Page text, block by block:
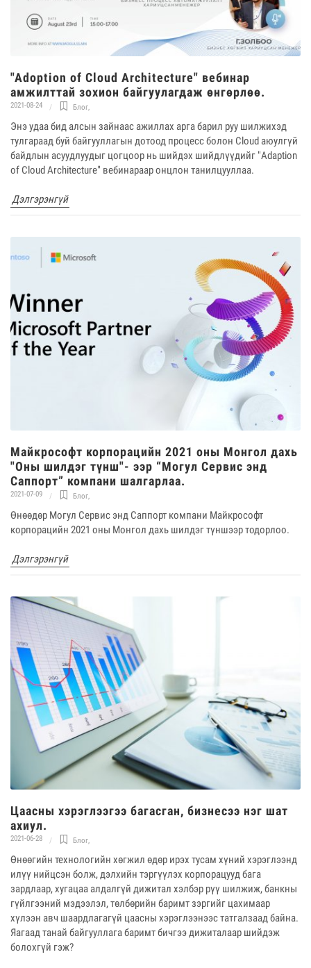
"Adoption of Cloud Architecture" вебинар
амжилттай зохион байгуулагдаж өнгөрлөө.
2021-08-24 Блог,
Энэ удаа бид алсын зайнаас ажиллах арга барил руу шилжихэд
тулгараад буй байгууллагын дотоод процесс болон Cloud аюулгүй
байдлын асуудлуудыг цогцоор нь шийдэх шийдлүүдийг "Adaption
of Cloud Architecture" вебинараар онцлон танилцууллаа.
Дэлгэрэнгүй
Майкрософт корпорацийн 2021 оны Монгол дахь
"Оны шилдэг түнш"- ээр “Могул Сервис энд
Саппорт” компани шалгарлаа.
2021-07-09 Блог
Өнөөдөр Могул Сервис энд Саппорт компани Майкрософт
корпорацийн 2021 оны Монгол дахь шилдэг түншээр тодорлоо.
Дэлгэрэнгүй
Цаасны хэрэглээгээ багасган, бизнесээ нэг шат
ахиул.
2021-06-28 Блог,
Өнөөгийн технологийн хөгжил өдөр ирэх тусам хүний хэрэглээнд
илүү нийцсэн болж, дэлхийн тэргүүлэх корпорацууд бага
зардлаар, хугацаа алдалгүй дижитал хэлбэр рүү шилжиж, банкны
гүйлгээний мэдээлэл, төлбөрийн баримт зэргийг цахимаар
хүлээн авч шаардлагагүй цаасны хэрэглээнээс татгалзаад байна.
Яагаад танай байгууллага баримт бичгээ дижиталаар шийдэж
болохгүй гэж?